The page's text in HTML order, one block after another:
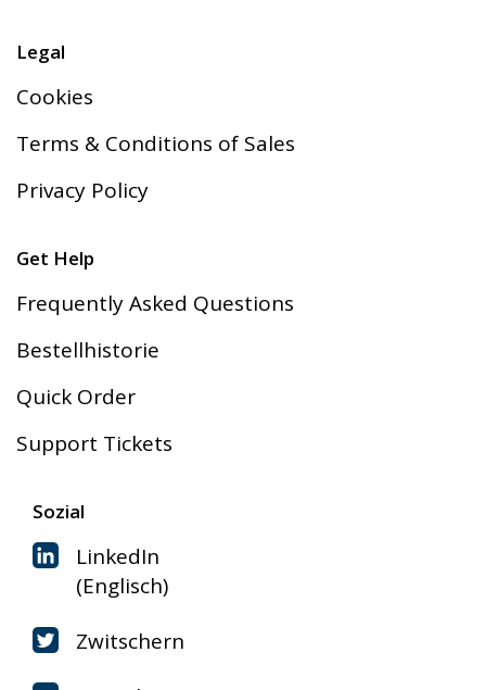
Legal
Cookies
Terms & Conditions of Sales
Privacy Policy
Get Help
Frequently Asked Questions
Bestellhistorie
Quick Order
Support Tickets
Sozial
LinkedIn
(Englisch)
Zwitschern